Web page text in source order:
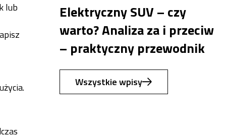
lub
Elektryczny SUV – czy
warto? Analiza za i przeciw
– praktyczny przewodnik
Wszystkie wpisy